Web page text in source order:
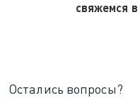
свяжемся
Остались вопросы?